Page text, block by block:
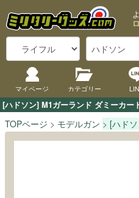
[ハドソン] M1ガーランド ダミーカー
マイページ カテゴリー
TOPページ モデルガン [ハド